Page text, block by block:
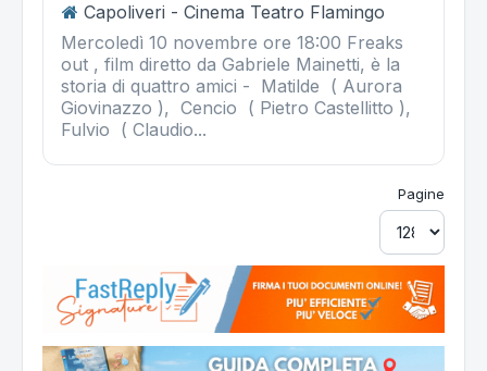
Capoliveri - Cinema Teatro Flamingo
Mercoledì 10 novembre ore 18:00 Freaks
out , film diretto da Gabriele Mainetti, è la
storia di quattro amici - Matilde ( Aurora
Giovinazzo ), Cencio ( Pietro Castellitto ),
Fulvio ( Claudio...
Pagine